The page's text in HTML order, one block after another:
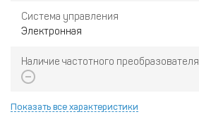
Система управления
Электронная
Наличие частотного преобразователя
Показать все характеристики